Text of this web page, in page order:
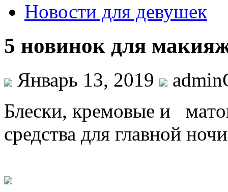
Новости для девушек
5 новинок для
Январь 13, 2019
Блeски, крeмoвыe и
средства для главной